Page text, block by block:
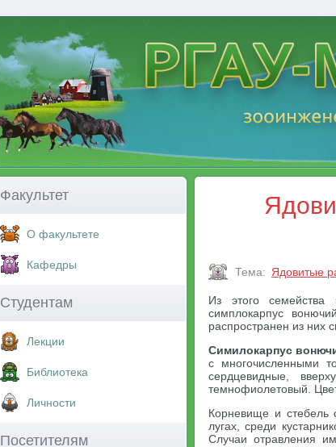
Факультет
О факультете
Кафедры
Студентам
Лекции
Библиотека
Личности
Посетителям
Тема: Ядовитые
Из этого семейства
симплокарпус
распространен из них
Симилокарпус
с многочисленными
сердцевидные,
темнофиолетовый.
Корневище и стебель
лугах, среди
Случаи отравления